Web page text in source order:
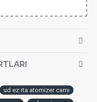
ud ez rta atomizer camı